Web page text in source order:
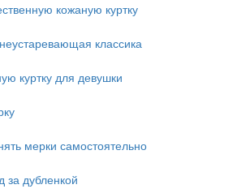
кожаную куртку
классика
куртку для девушки
мерки самостоятельно
за дубленкой